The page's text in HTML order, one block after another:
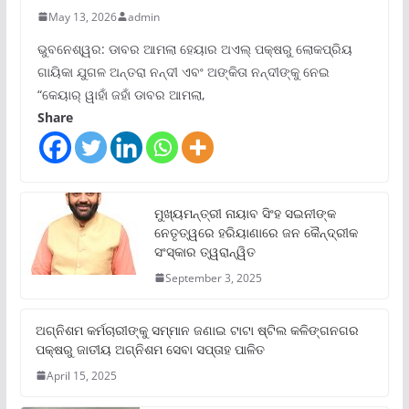
May 13, 2026 admin
ଭୁବନେଶ୍ୱର: ଡାବର ଆମଲା ହେୟାର ଅଏଲ୍ ପକ୍ଷରୁ ଲୋକପ୍ରିୟ
ଗାୟିକା ଯୁଗଳ ଅନ୍ତରା ନନ୍ଦୀ ଏବଂ ଅଙ୍କିତା ନନ୍ଦୀଙ୍କୁ ନେଇ
“କେୟାର୍ ୱାହାଁ ଜହାଁ ଡାବର ଆମଲା,
Share
ମୁଖ୍ୟମନ୍ତ୍ରୀ ନାୟାବ ସିଂହ ସଇନୀଙ୍କ
ନେତୃତ୍ୱରେ ହରିୟାଣାରେ ଜନ କୈନ୍ଦ୍ରୀକ
ସଂସ୍କାର ତ୍ୱରାନ୍ୱିତ
September 3, 2025
ଅଗ୍ନିଶମ କର୍ମଚାରୀଙ୍କୁ ସମ୍ମାନ ଜଣାଇ ଟାଟା ଷ୍ଟିଲ କଳିଙ୍ଗନଗର
ପକ୍ଷରୁ ଜାତୀୟ ଅଗ୍ନିଶମ ସେବା ସପ୍ତାହ ପାଳିତ
April 15, 2025